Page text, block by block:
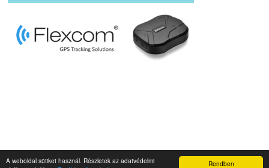
Rendben
A weboldal sütiket használ. Részletek az adatvédelmi
Napidroid.hu 2019